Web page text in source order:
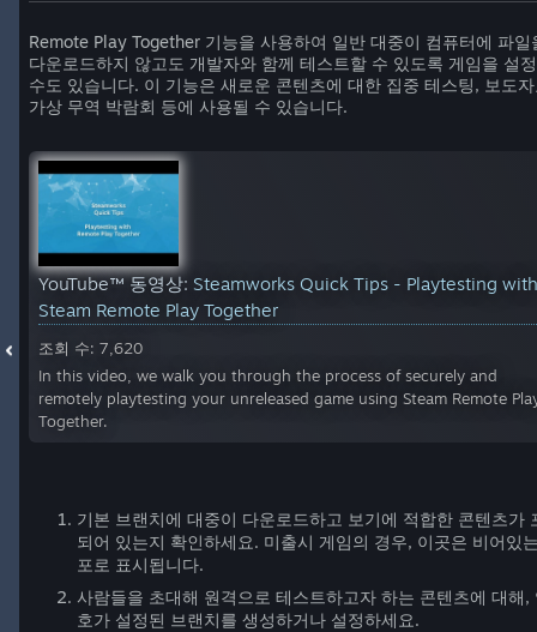
Remote Play Together 기능을 사용하여 일반 대중이 컴퓨터에 파일
다운로드하지 않고도 개발자와 함께 테스트할 수 있도록 게임을 설
수도 있습니다. 이 기능은 새로운 콘텐츠에 대한 집중 테스팅, 보도
가상 무역 박람회 등에 사용될 수 있습니다.
YouTube™ 동영상: Steamworks Quick Tips - Playtesting with
Steam Remote Play Together
조회 수: 7,620
In this video, we walk you through the process of securely and
remotely playtesting your unreleased game using Steam Remote
Together.
기본 브랜치에 대중이 다운로드하고 보기에 적합한 콘텐츠가
되어 있는지 확인하세요. 미출시 게임의 경우, 이곳은 비어있
포로 표시됩니다.
사람들을 초대해 원격으로 테스트하고자 하는 콘텐츠에 대해,
호가 설정된 브랜치를 생성하거나 설정하세요.